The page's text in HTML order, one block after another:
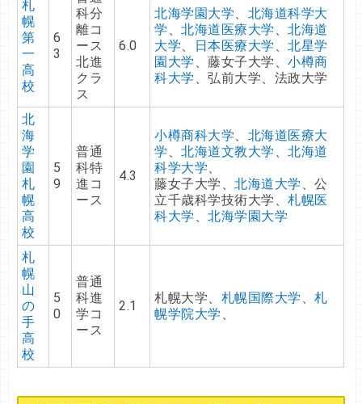
札
幌
第
一
高
校
6
3
科分
離コ
ース
北進
クラ
ス
6.0
北海学園大学、 北海道科学大
学 、北海道医療大学 、北海道
大学、 日本医療大学 、北星学
園大学 、藤女子大学、小樽商
科大学 、弘前大学、法政大学
北
海
学
園
札
幌
高
校
5
9
普通
科特
進コ
ース
4.3
小樽商科大学、 北海道医療大
学 、北海道文教大学 、北海道
科学大学、
藤女子大学、北海道大学 、公
立千歳科学技術大学、札幌医
科大学 、北海学園大学
札
幌
山
の
手
高
校
5
0
普通
科進
学コ
ース
2.1
札幌大学、 札幌国際大学 、札
幌学院大学 、